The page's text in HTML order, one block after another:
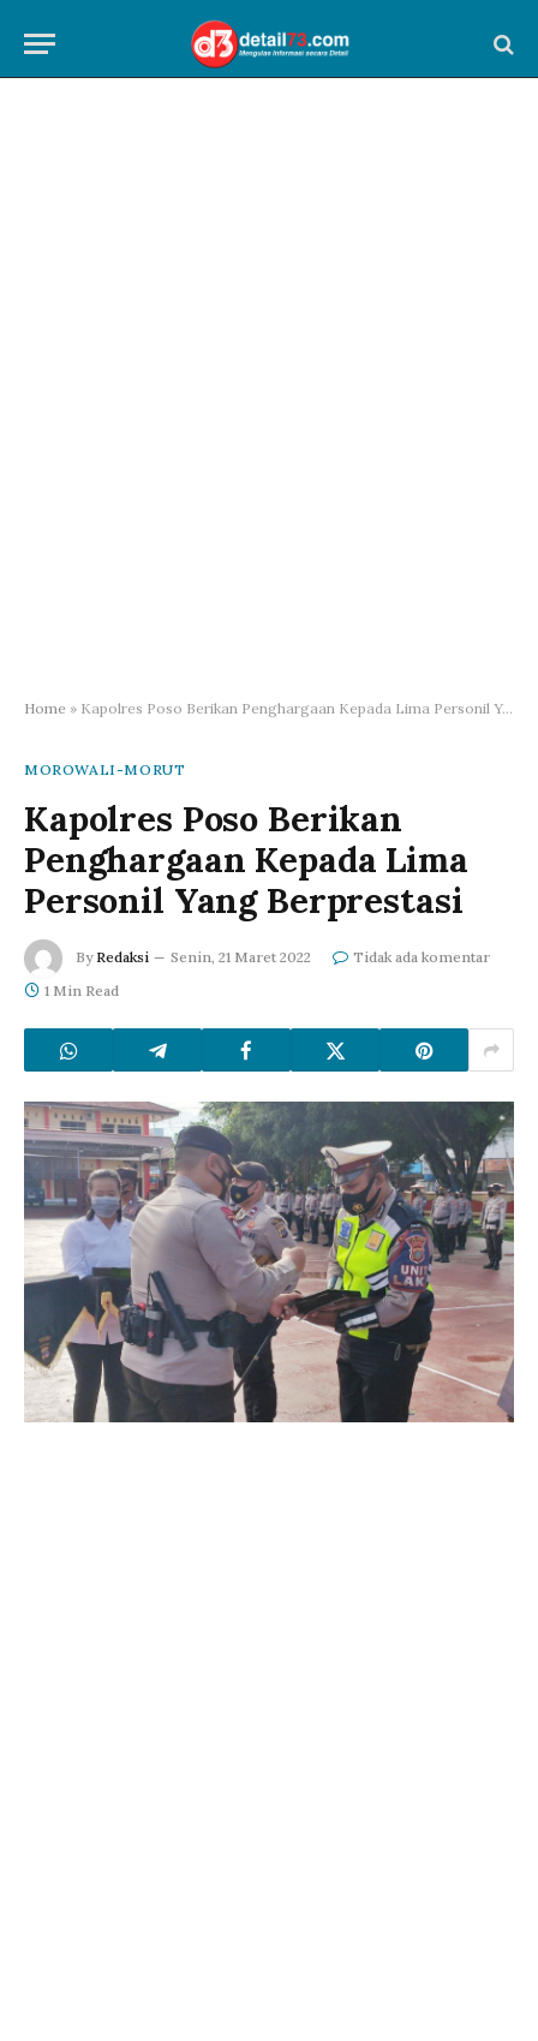
Home » Kapolres Poso Berikan Penghargaan Kepada Lima Personil Yang Berprestasi
MOROWALI-MORUT
Kapolres Poso Berikan
Penghargaan Kepada Lima
Personil Yang Berprestasi
By Redaksi Senin, 21 Maret 2022
Tidak ada komentar
1 Min Read